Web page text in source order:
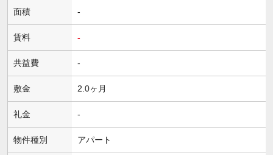
面積 -
賃料 -
共益費 -
敷金 2.0ヶ月
礼金 -
物件種別 アパート